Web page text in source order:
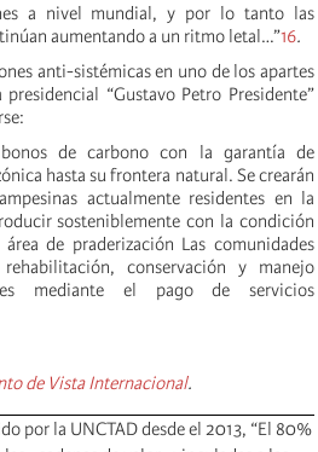
a nivel mundial, y por lo tanto las
aumentando a un ritmo letal…”16.
anti-sistémicas en uno de los apartes
“Gustavo Petro Presidente”
de carbono con la garantía de
hasta su frontera natural. Se crearán
actualmente residentes en la
sosteniblemente con la condición
de praderización Las comunidades
conservación y manejo
mediante el pago de servicios
de Vista Internacional.
por la UNCTAD desde el 2013, “El 80%